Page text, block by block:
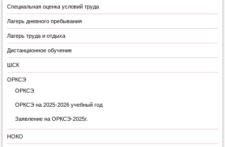
Специальная оценка условий труда
Лагерь дневного пребывания
Лагерь труда и отдыха
Дистанционное обучение
ШСК
ОРКСЭ
ОРКСЭ
ОРКСЭ на 2025-2026 учебный год
Заявление на ОРКСЭ-2025г.
НОКО